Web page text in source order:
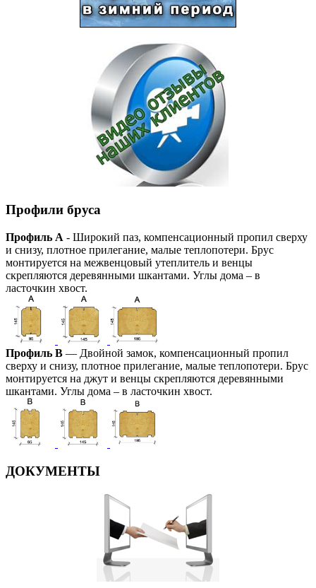
Профили бруса
Профиль А - Широкий паз, компенсационный пропил сверху
и снизу, плотное прилегание, малые теплопотери. Брус
монтируется на межвенцовый утеплитель и венцы
скрепляются деревянными шкантами. Углы дома – в
ласточкин хвост.
Профиль В — Двойной замок, компенсационный пропил
сверху и снизу, плотное прилегание, малые теплопотери. Брус
монтируется на джут и венцы скрепляются деревянными
шкантами. Углы дома – в ласточкин хвост.
ДОКУМЕНТЫ